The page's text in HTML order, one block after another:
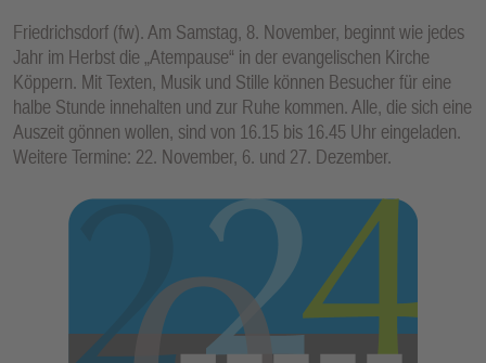
Friedrichsdorf (fw). Am Samstag, 8. November, beginnt wie jedes
Jahr im Herbst die „Atempause“ in der evangelischen Kirche
Köppern. Mit Texten, Musik und Stille können Besucher für eine
halbe Stunde innehalten und zur Ruhe kommen. Alle, die sich eine
Auszeit gönnen wollen, sind von 16.15 bis 16.45 Uhr eingeladen.
Weitere Termine: 22. November, 6. und 27. Dezember.
R
F
U
N
K
TI
O
N